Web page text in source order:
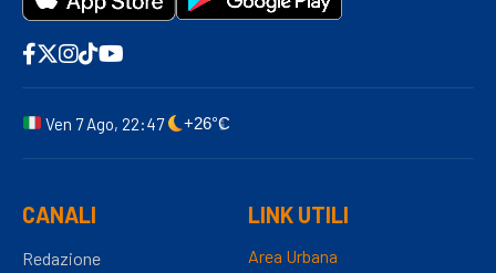
Ven 7 Ago, 22:47 +26°C
CANALI
Redazione
LINK UTILI
Area Urbana